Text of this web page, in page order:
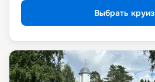
Выбрать круиз